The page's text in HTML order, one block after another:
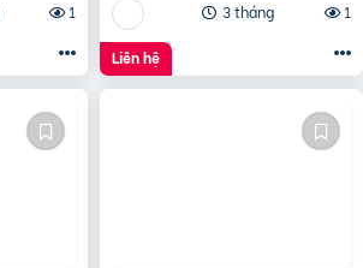
1
3 tháng
1
Liên hệ